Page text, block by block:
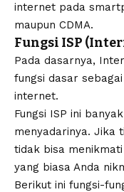
internet pada
maupun CDMA.
Fungsi ISP
Pada dasarnya,
fungsi dasar
internet.
Fungsi ISP ini
menyadarinya. Jika
tidak bisa
yang biasa Anda
Berikut ini fungsi-